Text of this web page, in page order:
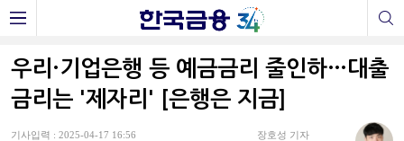
우리·기업은행 등 예금금리 줄인하…대출
금리는 '제자리' [은행은 지금]
기사입력 : 2025-04-17 16:56
장호성 기자